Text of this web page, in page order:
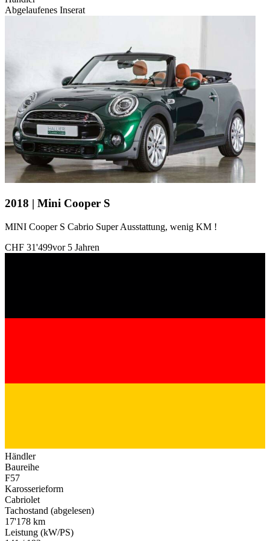
Abgelaufenes Inserat
2018 | Mini Cooper S
MINI Cooper S Cabrio Super Ausstattung, wenig KM !
CHF 31'499vor 5 Jahren
Händler
Baureihe
F57
Karosserieform
Cabriolet
Tachostand (abgelesen)
17'178 km
Leistung (kW/PS)